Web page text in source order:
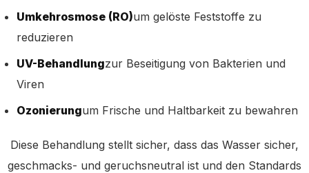
Umkehrosmose (RO)um gelöste Feststoffe zu
reduzieren
UV-Behandlungzur Beseitigung von Bakterien und
Viren
Ozonierungum Frische und Haltbarkeit zu bewahren
Diese Behandlung stellt sicher, dass das Wasser sicher,
geschmacks- und geruchsneutral ist und den Standards